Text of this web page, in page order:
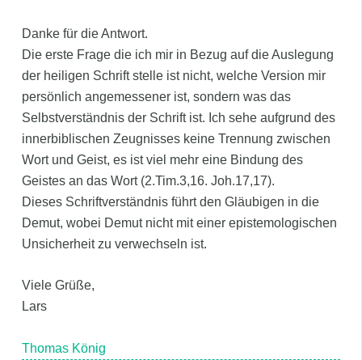
Danke für die Antwort.
Die erste Frage die ich mir in Bezug auf die Auslegung
der heiligen Schrift stelle ist nicht, welche Version mir
persönlich angemessener ist, sondern was das
Selbstverständnis der Schrift ist. Ich sehe aufgrund des
innerbiblischen Zeugnisses keine Trennung zwischen
Wort und Geist, es ist viel mehr eine Bindung des
Geistes an das Wort (2.Tim.3,16. Joh.17,17).
Dieses Schriftverständnis führt den Gläubigen in die
Demut, wobei Demut nicht mit einer epistemologischen
Unsicherheit zu verwechseln ist.
Viele Grüße,
Lars
Thomas König